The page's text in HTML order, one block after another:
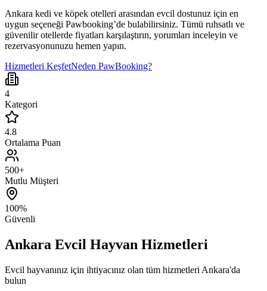
Ankara kedi ve köpek otelleri arasından evcil dostunuz için en
uygun seçeneği Pawbooking’de bulabilirsiniz. Tümü ruhsatlı ve
güvenilir otellerde fiyatları karşılaştırın, yorumları inceleyin ve
rezervasyonunuzu hemen yapın.
Hizmetleri KeşfetNeden PawBooking?
4
Kategori
4.8
Ortalama Puan
500+
Mutlu Müşteri
100%
Güvenli
Ankara Evcil Hayvan Hizmetleri
Evcil hayvanınız için ihtiyacınız olan tüm hizmetleri Ankara'da
bulun